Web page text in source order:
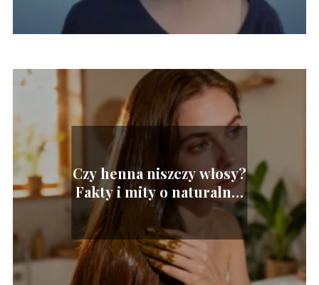
Czy henna niszczy włosy?
Fakty i mity o naturalnej
koloryzacji